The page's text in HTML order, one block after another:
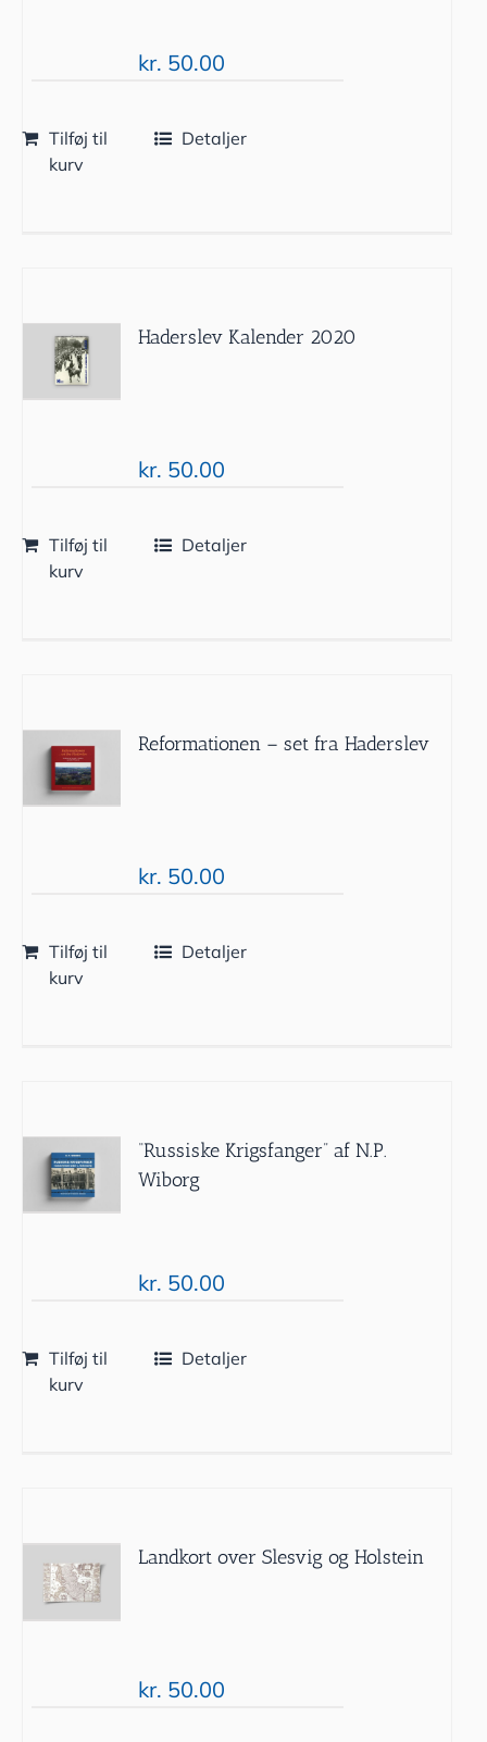
kr. 50.00
Tilføj til
kurv
Detaljer
Haderslev Kalender 2020
kr. 50.00
Tilføj til
kurv
Detaljer
Reformationen – set fra Haderslev
kr. 50.00
Tilføj til
kurv
Detaljer
“Russiske Krigsfanger” af N.P.
Wiborg
kr. 50.00
Tilføj til
kurv
Detaljer
Landkort over Slesvig og Holstein
kr. 50.00